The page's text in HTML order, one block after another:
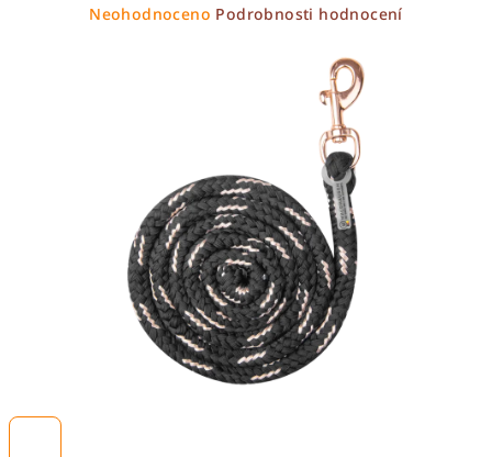
Průměrné
Neohodnoceno Podrobnosti hodnocení